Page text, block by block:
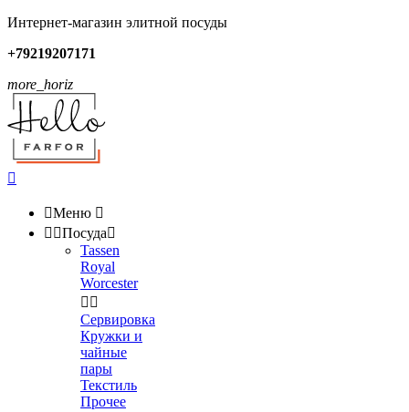
Интернет-магазин элитной посуды
+79219207171
more_horiz

Меню 
 Посуда
Tassen
Royal
Worcester
 
Сервировка
Кружки и
чайные
пары
Текстиль
Прочее